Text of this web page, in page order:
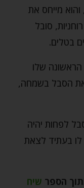
מייחס את
סובל
בטלים.
שלו
את הסבל בשמחה,
לפחות יהיה
לו בעתיד לצאת
הספר שיח